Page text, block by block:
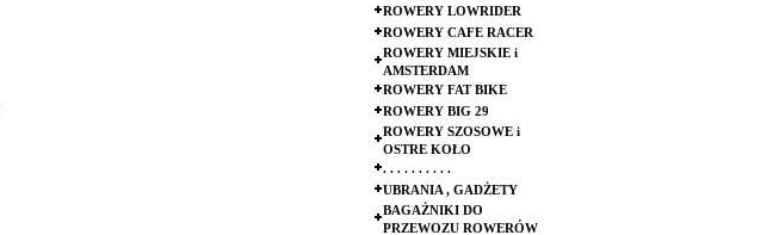
ROWERY LOWRIDER
ROWERY CAFE RACER
ROWERY MIEJSKIE i
AMSTERDAM
ROWERY FAT BIKE
ROWERY BIG 29
ROWERY SZOSOWE i
OSTRE KOŁO
. . . . . . . . . .
UBRANIA , GADŻETY
BAGAŻNIKI DO
PRZEWOZU ROWERÓW